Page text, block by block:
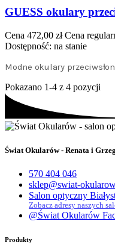
GUESS okulary
Cena 472,00 zł Cena
Dostępność: na stanie
Modne okulary
Pokazano 1-4 z 4 pozycji
Świat Okularów - Renata i
570 404 046
sklep@swiat-
Salon optyczny
Zobacz adresy naszych
@Świat Okularów
Produkty